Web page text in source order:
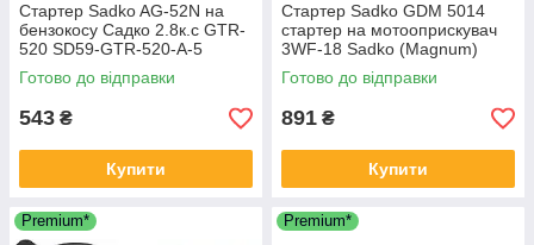
Стартер Sadko AG-52N на
бензокосу Садко 2.8к.с GTR-
520 SD59-GTR-520-A-5
Готово до відправки
543 ₴
Купити
Стартер Sadko GDM 5014
стартер на мотооприскувач
3WF-18 Sadko (Magnum)
GMD-5014
Готово до відправки
891 ₴
Купити
Premium* Premium*